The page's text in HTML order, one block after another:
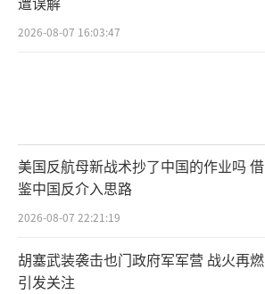
2026-08-07 16:03:47
美国反航母新战术抄了中国的作业吗 借
鉴中国反介入思路
2026-08-07 22:21:19
胡塞武装袭击也门政府军军营 战火再燃
引发关注